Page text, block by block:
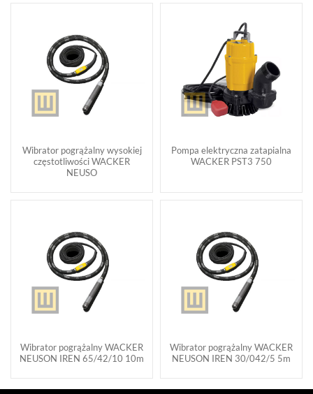
Wibrator pogrążalny wysokiej
częstotliwości WACKER
NEUSO
Pompa elektryczna zatapialna
WACKER PST3 750
Wibrator pogrążalny WACKER
NEUSON IREN 65/42/10 10m
Wibrator pogrążalny WACKER
NEUSON IREN 30/042/5 5m